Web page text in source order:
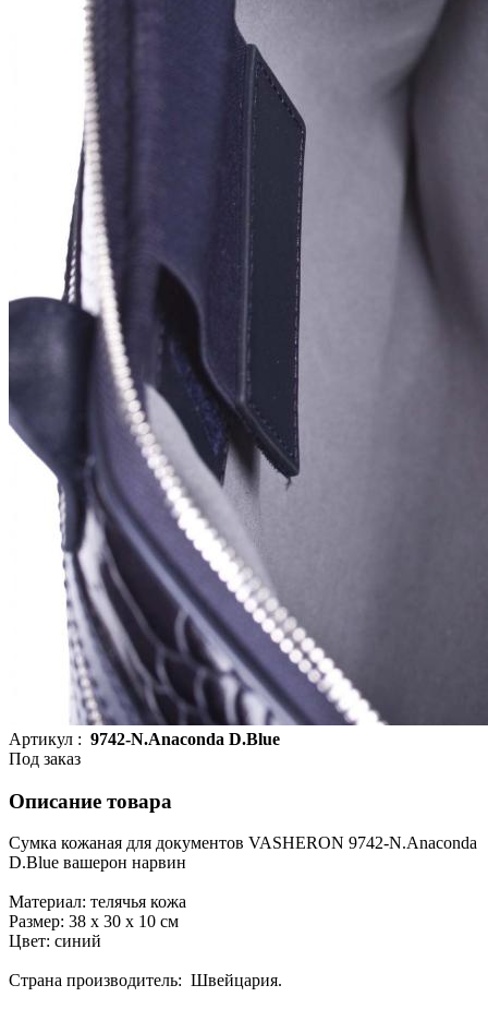
Артикул : 9742-N.Anaconda D.Blue
Под заказ
Описание товара
Сумка кожаная для документов VASHERON 9742-N.Anaconda
D.Blue вашерон нарвин
Материал: телячья кожа
Размер: 38 x 30 x 10 см
Цвет: синий
Страна производитель: Швейцария.